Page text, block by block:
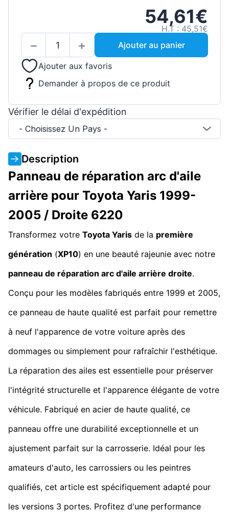
54,61€
H.T : 45,51€
Ajouter au panier
Ajouter aux favoris
Demander à propos de ce produit
Vérifier le délai d'expédition
- Choisissez Un Pays -
Description
Panneau de réparation arc d'aile
arrière pour Toyota Yaris 1999-
2005 / Droite 6220
Transformez votre Toyota Yaris de la première
génération (XP10) en une beauté rajeunie avec notre
panneau de réparation arc d'aile arrière droite.
Conçu pour les modèles fabriqués entre 1999 et 2005,
ce panneau de haute qualité est parfait pour remettre
à neuf l'apparence de votre voiture après des
dommages ou simplement pour rafraîchir l'esthétique.
La réparation des ailes est essentielle pour préserver
l'intégrité structurelle et l'apparence élégante de votre
véhicule. Fabriqué en acier de haute qualité, ce
panneau offre une durabilité exceptionnelle et un
ajustement parfait sur la carrosserie. Idéal pour les
amateurs d'auto, les carrossiers ou les peintres
qualifiés, cet article est spécifiquement adapté pour
les versions 3 portes. Profitez d'une performance